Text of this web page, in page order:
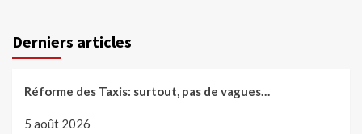
Derniers articles
Réforme des Taxis: surtout, pas de vagues…
5 août 2026